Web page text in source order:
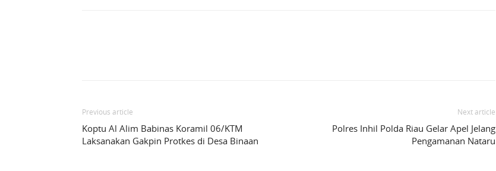
Previous article
Koptu Al Alim Babinas Koramil 06/KTM
Laksanakan Gakpin Protkes di Desa Binaan
Next article
Polres Inhil Polda Riau Gelar Apel Jelang
Pengamanan Nataru